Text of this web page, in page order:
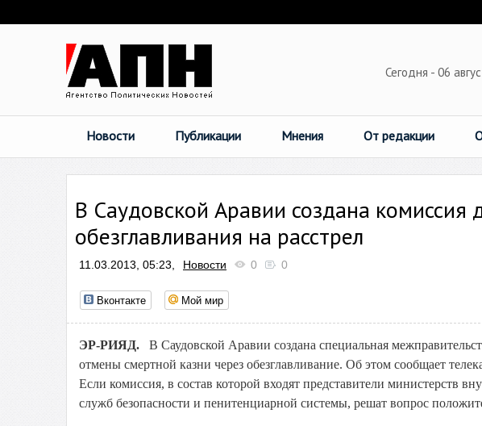
Сегодня - 06
Новости Публикации Мнения От редакции
В Саудовской Аравии создана
обезглавливания на расстрел
11.03.2013, 05:23, Новости 0 0
Вконтакте Мой мир
ЭР-РИЯД. В Саудовской Аравии создана специальная
отмены смертной казни через обезглавливание. Об этом сообщает
Если комиссия, в состав которой входят представители министерств
служб безопасности и пенитенциарной системы, решат вопрос